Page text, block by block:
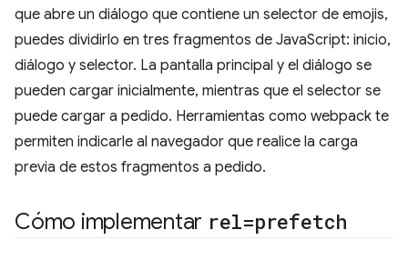
que abre un diálogo que contiene un selector de emojis,
puedes dividirlo en tres fragmentos de JavaScript: inicio,
diálogo y selector. La pantalla principal y el diálogo se
pueden cargar inicialmente, mientras que el selector se
puede cargar a pedido. Herramientas como webpack te
permiten indicarle al navegador que realice la carga
previa de estos fragmentos a pedido.
Cómo implementar rel=prefetch